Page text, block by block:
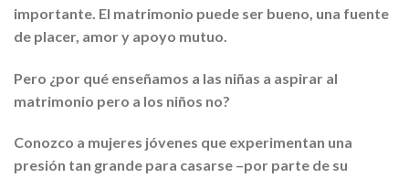
importante. El matrimonio puede ser bueno, una fuente
de placer, amor y apoyo mutuo.
Pero ¿por qué enseñamos a las niñas a aspirar al
matrimonio pero a los niños no?
Conozco a mujeres jóvenes que experimentan una
presión tan grande para casarse –por parte de su